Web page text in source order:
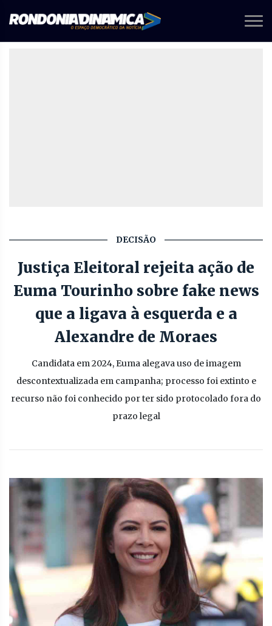
DECISÃO
Justiça Eleitoral rejeita ação de
Euma Tourinho sobre fake news
que a ligava à esquerda e a
Alexandre de Moraes
Candidata em 2024, Euma alegava uso de imagem
descontextualizada em campanha; processo foi extinto e
recurso não foi conhecido por ter sido protocolado fora do
prazo legal